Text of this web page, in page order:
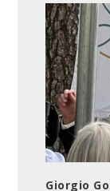
Giorgio